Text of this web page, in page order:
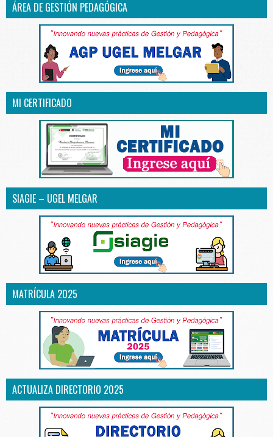
ÁREA DE GESTIÓN PEDAGÓGICA
MI CERTIFICADO
SIAGIE – UGEL MELGAR
MATRÍCULA 2025
ACTUALIZA DIRECTORIO 2025